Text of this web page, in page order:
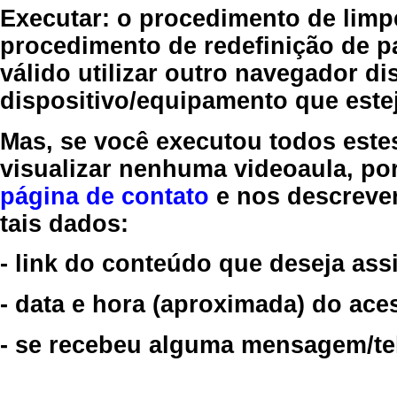
Executar: o procedimento de
procedimento de redefinição de
válido utilizar outro navegador
dispositivo/equipamento que
Mas, se você executou todos
visualizar nenhuma videoaula,
página de contato e nos
tais dados:
- link do conteúdo que deseja
- data e hora (aproximada) do
- se recebeu alguma mensagem/